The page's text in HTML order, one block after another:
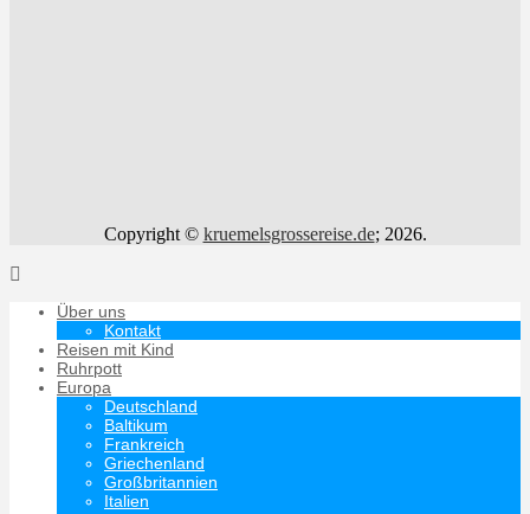
Copyright © kruemelsgrossereise.de; 2026.
Über uns
Kontakt
Reisen mit Kind
Ruhrpott
Europa
Deutschland
Baltikum
Frankreich
Griechenland
Großbritannien
Italien